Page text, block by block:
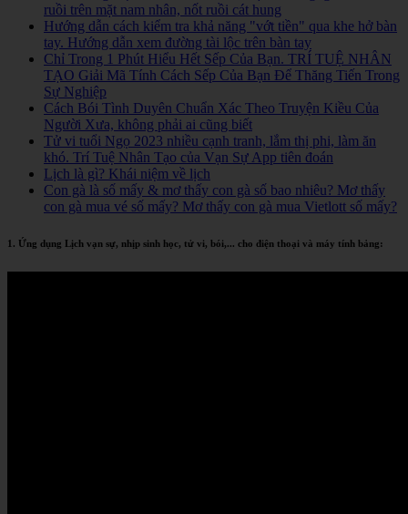
ruồi trên mặt nam nhân, nốt ruồi cát hung
Hướng dẫn cách kiểm tra khả năng "vớt tiền" qua khe hở bàn
tay. Hướng dẫn xem đường tài lộc trên bàn tay
Chỉ Trong 1 Phút Hiểu Hết Sếp Của Bạn. TRÍ TUỆ NHÂN
TẠO Giải Mã Tính Cách Sếp Của Bạn Để Thăng Tiến Trong
Sự Nghiệp
Cách Bói Tình Duyên Chuẩn Xác Theo Truyện Kiều Của
Người Xưa, không phải ai cũng biết
Tử vi tuổi Ngọ 2023 nhiều cạnh tranh, lắm thị phi, làm ăn
khó. Trí Tuệ Nhân Tạo của Vạn Sự App tiên đoán
Lịch là gì? Khái niệm về lịch
Con gà là số mấy & mơ thấy con gà số bao nhiêu? Mơ thấy
con gà mua vé số mấy? Mơ thấy con gà mua Vietlott số mấy?
1. Ứng dụng Lịch vạn sự, nhịp sinh học, tử vi, bói,... cho điện thoại và máy tính bảng: